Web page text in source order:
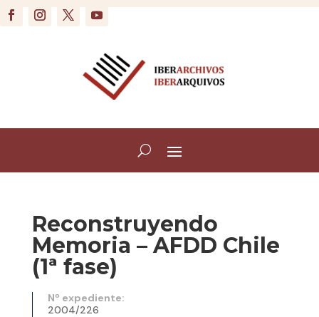
Reconstruyendo
Memoria – AFDD Chile
(1ª fase)
Nº expediente:
2004/226